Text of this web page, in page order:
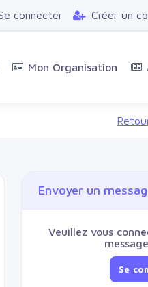
connecter Créer un
Mon Organisation
Envoyer un
Veuillez vous
Se